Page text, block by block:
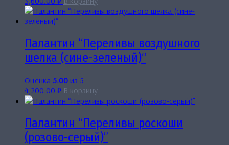
Палантин “Переливы воздушного
шелка (сине-зеленый)“
Оценка 5.00 из 5
4,200.00 ₽ В корзину
Палантин “Переливы роскоши
(розово-серый)”